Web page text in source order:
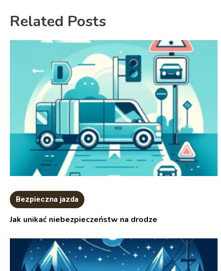
Related Posts
Bezpieczna jazda
Jak unikać niebezpieczeństw na drodze